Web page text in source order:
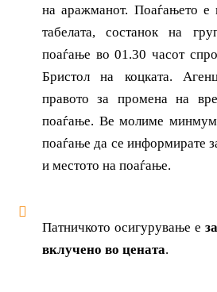
на аражманот. Поаѓањето е
табелата, состанок на
поаѓање во 01.30 часот
Бристол на коцката.
правото за промена на
поаѓање. Ве молиме
поаѓање да се информирате
и местото на поаѓање.
Патничкото осигурување е
вклучено во цената.